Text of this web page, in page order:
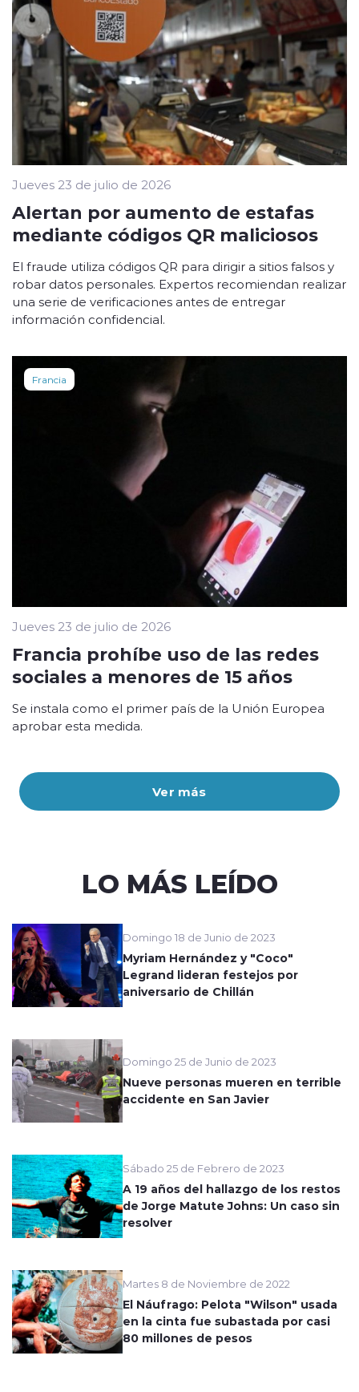
Ver más
Jueves 23 de julio de 2026
Alertan por aumento de estafas
mediante códigos QR maliciosos
El fraude utiliza códigos QR para dirigir a sitios falsos y
robar datos personales. Expertos recomiendan realizar
una serie de verificaciones antes de entregar
información confidencial.
Francia
Jueves 23 de julio de 2026
Francia prohíbe uso de las redes
sociales a menores de 15 años
Se instala como el primer país de la Unión Europea
aprobar esta medida.
LO MÁS LEÍDO
Domingo 18 de Junio de 2023
Myriam Hernández y "Coco"
Legrand lideran festejos por
aniversario de Chillán
Domingo 25 de Junio de 2023
Nueve personas mueren en terrible
accidente en San Javier
Sábado 25 de Febrero de 2023
A 19 años del hallazgo de los restos
de Jorge Matute Johns: Un caso sin
resolver
Martes 8 de Noviembre de 2022
El Náufrago: Pelota "Wilson" usada
en la cinta fue subastada por casi
80 millones de pesos